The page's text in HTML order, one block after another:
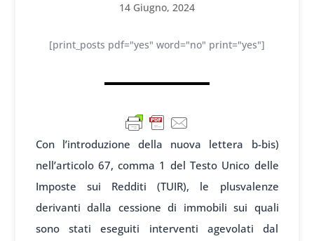
14 Giugno, 2024
[print_posts pdf="yes" word="no" print="yes"]
Con l’introduzione della nuova lettera b-bis)
nell’articolo 67, comma 1 del Testo Unico delle
Imposte sui Redditi (TUIR), le plusvalenze
derivanti dalla cessione di immobili sui quali
sono stati eseguiti interventi agevolati dal